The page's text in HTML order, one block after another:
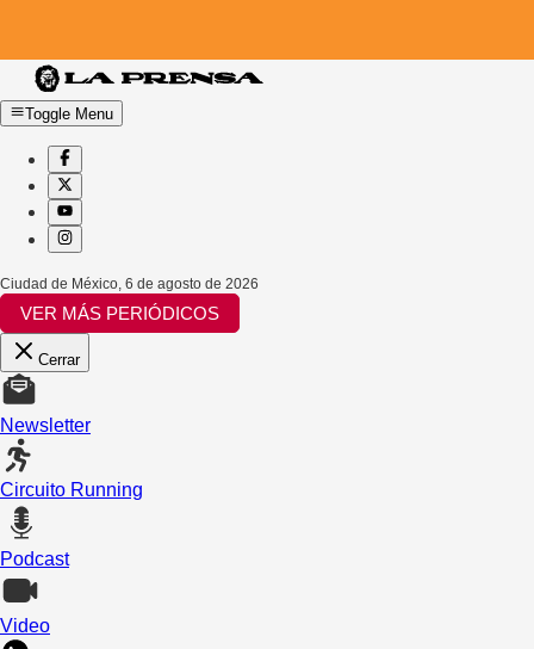
Toggle Menu
Ciudad de México 6 de agosto de 2026
VER MÁS PERIÓDICOS
Cerrar
Newsletter
Circuito Running
Podcast
Video